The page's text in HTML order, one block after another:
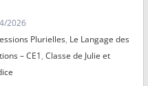
Voici une restitution
de ces 4 séances pour
les pouvoirs de
et de la
non-violente.
2026
Plurielles, Le Langage des
– CE1, Classe de Julie et